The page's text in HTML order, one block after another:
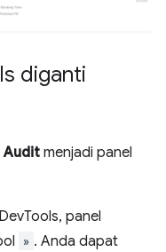
diganti
Audit menjadi panel
panel
» . Anda dapat